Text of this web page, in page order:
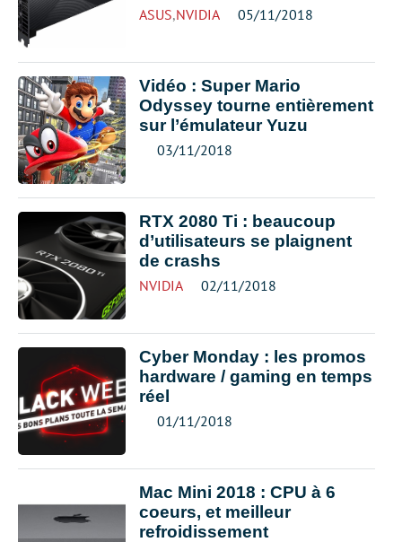
ASUS,NVIDIA 05/11/2018
Vidéo : Super Mario
Odyssey tourne entièrement
sur l’émulateur Yuzu
03/11/2018
RTX 2080 Ti : beaucoup
d’utilisateurs se plaignent
de crashs
NVIDIA 02/11/2018
Cyber Monday : les promos
hardware / gaming en temps
réel
01/11/2018
Mac Mini 2018 : CPU à 6
coeurs, et meilleur
refroidissement